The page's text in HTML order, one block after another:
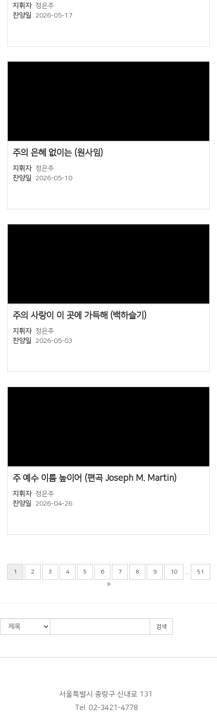
지휘자 정은주
찬양일
2026-05-17
주의 은혜 없이는 (원사임)
지휘자 정은주
찬양일
2026-05-10
주의 사랑이 이 곳에 가득해 (백하슬기)
지휘자 정은주
찬양일
2026-05-03
주 예수 이름 높이어 (편곡 Joseph M. Martin)
지휘자 정은주
찬양일
2026-04-26
1 2 3 4 5 6 7 8 9 10 51
검색
서울특별시 중랑구 신내로 131
Tel. 02-3421-4778